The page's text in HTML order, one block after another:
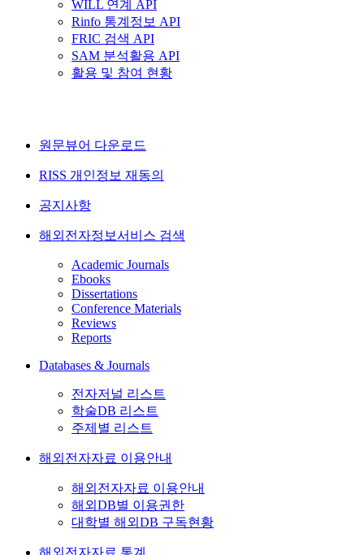
WILL 연계 API
Rinfo 통계정보 API
FRIC 검색 API
SAM 분석활용 API
활용 및 참여 현황
원문뷰어 다운로드
RISS 개인정보 재동의
공지사항
해외전자정보서비스 검색
Academic Journals
Ebooks
Dissertations
Conference Materials
Reviews
Reports
Databases & Journals
전자저널 리스트
학술DB 리스트
주제별 리스트
해외전자자료 이용안내
해외전자자료 이용안내
해외DB별 이용권한
대학별 해외DB 구독현황
해외전자자료 통계